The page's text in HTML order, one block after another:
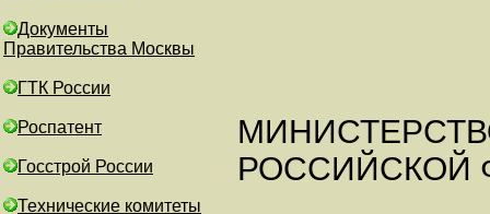
Документы
Правительства Москвы
ГТК России
Роспатент
Госстрой России
Технические комитеты
РОССИЙСКОЙ